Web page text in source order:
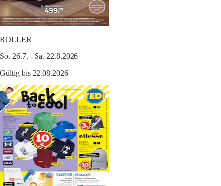
ROLLER
So. 26.7. - Sa. 22.8.2026
Gültig bis 22.08.2026